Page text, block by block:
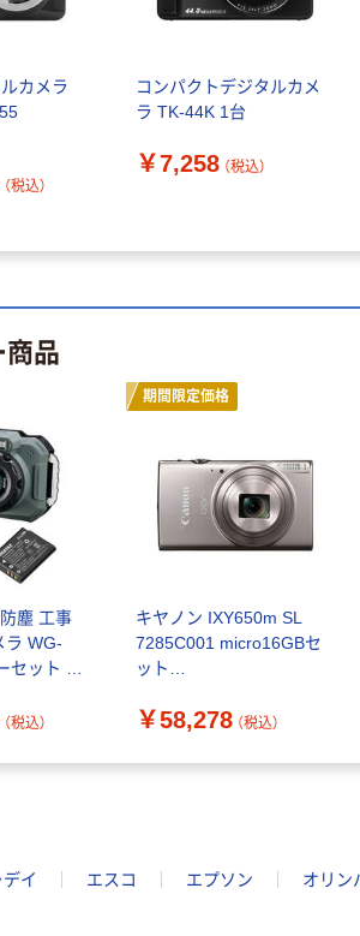
カメラ
（税込）
コンパクトデジタルカメ
ラ TK-44K 1台
￥7,258 （税込）
品
防塵 工事
ラ WG-
セット D-
（税込）
期間限定価格
キヤノン IXY650m SL
7285C001 micro16GBセ
ット
セット（直送品）
￥58,278 （税込）
デイ エスコ エプソン オリン
ットボ
（税込）
（税込）
【アスクル限定】
ローブ ブル
ー 粉なし（パ
￥698~
オリジナル
￥96~